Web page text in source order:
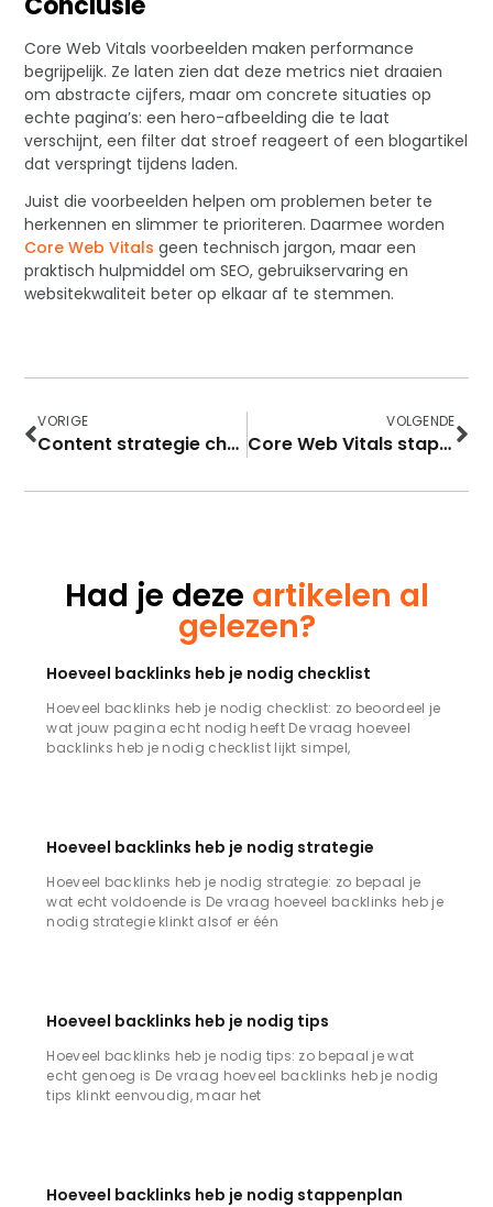
Core Web Vitals voorbeelden maken performance
begrijpelijk. Ze laten zien dat deze metrics niet draaien
om abstracte cijfers, maar om concrete situaties op
echte pagina’s: een hero-afbeelding die te laat
verschijnt, een filter dat stroef reageert of een blogartikel
dat verspringt tijdens laden.
Juist die voorbeelden helpen om problemen beter te
herkennen en slimmer te prioriteren. Daarmee worden
Core Web Vitals geen technisch jargon, maar een
praktisch hulpmiddel om SEO, gebruikservaring en
websitekwaliteit beter op elkaar af te stemmen.
VORIGE
Content strategie checklist
VOLGENDE
Core Web Vitals stappenplan
Had je deze artikelen al
gelezen?
Hoeveel backlinks heb je nodig checklist
Hoeveel backlinks heb je nodig checklist: zo beoordeel je
wat jouw pagina echt nodig heeft De vraag hoeveel
backlinks heb je nodig checklist lijkt simpel,
Hoeveel backlinks heb je nodig strategie
Hoeveel backlinks heb je nodig strategie: zo bepaal je
wat echt voldoende is De vraag hoeveel backlinks heb je
nodig strategie klinkt alsof er één
Hoeveel backlinks heb je nodig tips
Hoeveel backlinks heb je nodig tips: zo bepaal je wat
echt genoeg is De vraag hoeveel backlinks heb je nodig
tips klinkt eenvoudig, maar het
Hoeveel backlinks heb je nodig stappenplan